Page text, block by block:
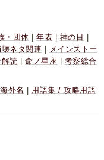
・団体 |年表 神の目
壊ネタ関連
メインストー
読 |命ノ星座
考察総合
外名
用語集 / 攻略用語